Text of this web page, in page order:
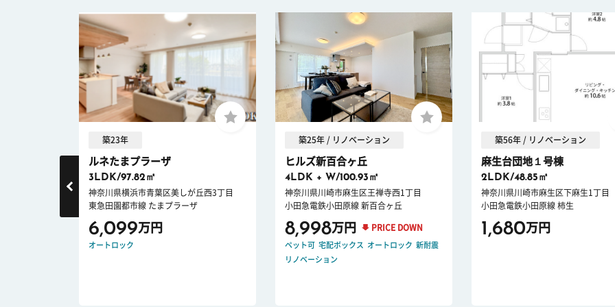
築23年
ルネたまプラーザ
3LDK/97.82㎡
神奈川県横浜市青葉区美しが丘西3丁目
東急田園都市線 たまプラーザ
6,099万円
オートロック
築25年 / リノベーション
ヒルズ新百合ヶ丘
4LDK + W/100.93㎡
神奈川県川崎市麻生区王禅寺西1丁目
小田急電鉄小田原線 新百合ヶ丘
8,998万円 PRICE DOWN
ペット可 宅配ボックス オートロック 新耐震
リノベーション
築56年 / リノベーション
麻生台団地１号棟
2LDK/48.85㎡
神奈川県川崎市麻生区下麻生1丁目
小田急電鉄小田原線 柿生
1,680万円